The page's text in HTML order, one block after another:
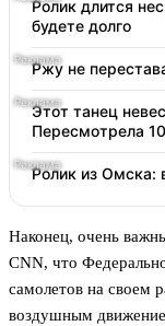
Ролик длится
будете долго
Ржу не
Этот танец
Пересмотрела
Ролик из Омска:
Наконец, очень
CNN, что
самолетов на своем
воздушным